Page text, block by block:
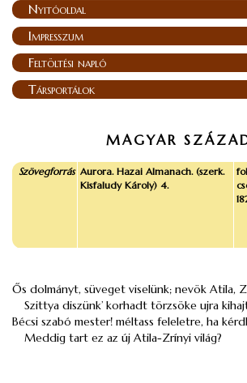
Nyitóoldal
Impresszum
Feltöltési napló
Társportálok
MAGYAR
Szövegforrás Aurora. Hazai Almanach. (szerk.
Kisfaludy Károly) 4.
Ős dolmányt, süveget viselünk; nevök Atila,
Szittya diszünk’ korhadt törzsöke ujra
Bécsi szabó mester! méltass feleletre, ha
Meddig tart ez az új Atila-Zrínyi világ?